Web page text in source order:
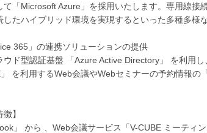
「Microsoft Azure」を採用いたします。専用線接
たハイブリッド環境を実現するといった多種多様
365」の連携ソリューションの提供
ウド型認証基盤 「Azure Active Directory」 を利用
を利用するWeb会議やWebセミナーの予約情報
】
」 から 、Web会議サービス「V-CUBE ミーティ